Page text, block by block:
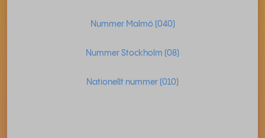
Nummer Malmö (040)
Nummer Stockholm (08)
Nationellt nummer (010)